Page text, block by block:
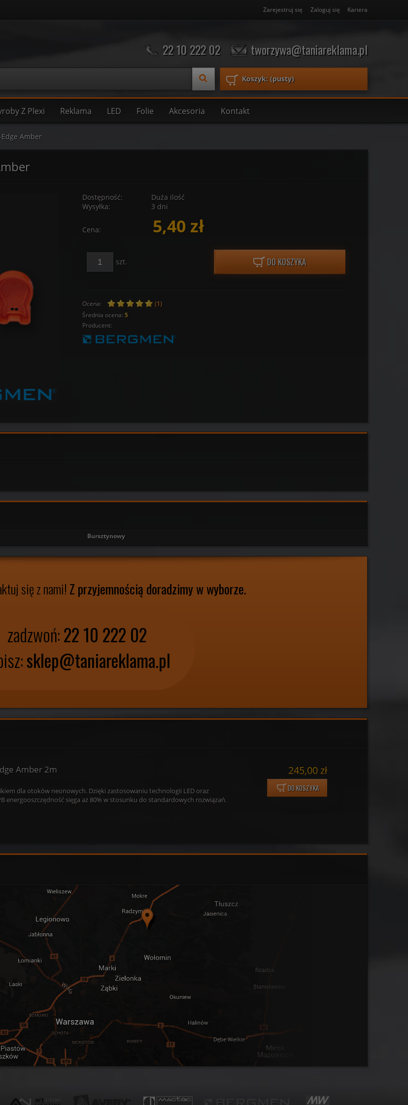
Zarejestruj się Zaloguj się Kariera
22 10 222 02 tworzywa@taniareklama.pl
Koszyk: (pusty)
Z Plexi Reklama LED Folie Akcesoria Kontakt
Edge Amber
Dostępność:
Duża ilość
Wysyłka:
3 dni
Cena: 5,40 zł
szt. DO KOSZYKA
Ocena:
(1)
Średnia ocena: 5
Producent:
Bursztynowy
się z nami! Z przyjemnością doradzimy w wyborze.
zadzwoń:22 10 222 02
sklep@taniareklama.pl
Amber 2m
dla otoków neonowych. Dzięki zastosowaniu technologii LED oraz
energooszczędność sięga aż 80% w stosunku do standardowych rozwiązań.
245,00 zł
DO KOSZYKA